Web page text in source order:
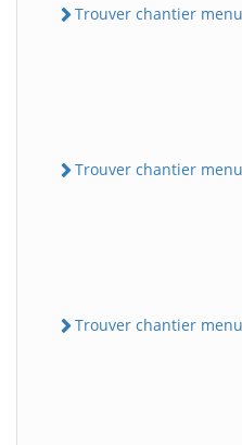
Trouver chantier
Trouver chantier
Trouver chantier